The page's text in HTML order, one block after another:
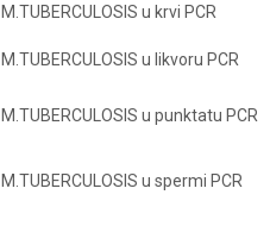
M.TUBERCULOSIS u krvi PCR
M.TUBERCULOSIS u likvoru PCR
M.TUBERCULOSIS u punktatu PCR
M.TUBERCULOSIS u spermi PCR